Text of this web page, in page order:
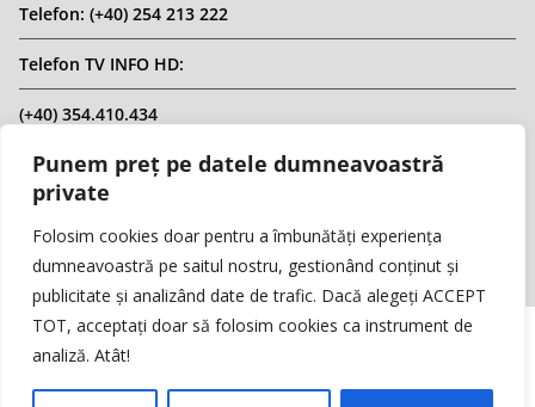
Punem preț pe datele dumneavoastră
private
Folosim cookies doar pentru a îmbunătăți experiența
dumneavoastră pe saitul nostru, gestionând conținut și
publicitate și analizând date de trafic. Dacă alegeți ACCEPT
TOT, acceptați doar să folosim cookies ca instrument de
analiză. Atât!
Telefon: (+40) 254 213 222
Telefon TV INFO HD:
(+40) 354.410.434
Email: infohd20@gmail.com
Website: www.replicahd.ro